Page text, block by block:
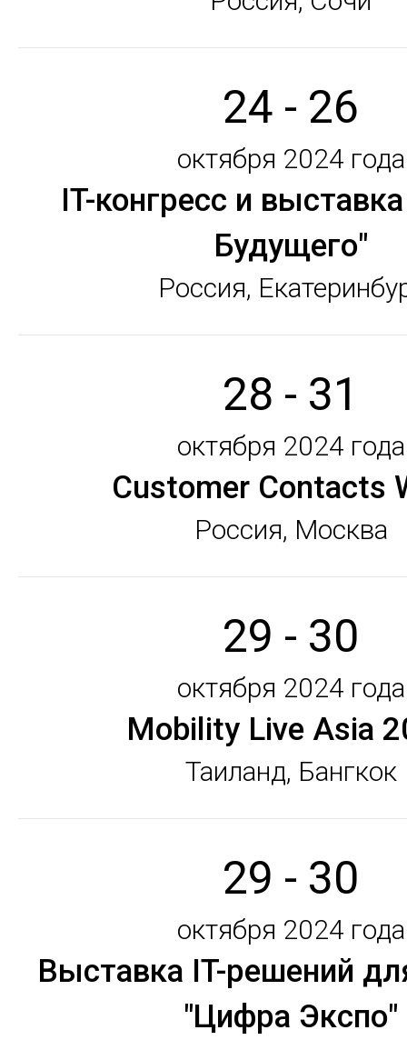
24 - 26
октября 2024 года
IT-конгресс и
Будущего"
Россия,
28 - 31
октября 2024 года
Customer Contacts
Россия, Москва
29 - 30
октября 2024 года
Mobility Live Asia
Таиланд, Бангкок
29 - 30
октября 2024 года
Выставка IT-решений
"Цифра Экспо"